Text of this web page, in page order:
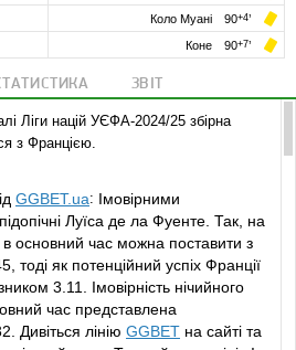
Коло Муані
90+4’
Коне
90+7’
ЗВІТ
Ліги націй УЄФА-2024/25 збірна
з Францією.
GGBET.ua: Імовірними
Луїса де ла Фуенте. Так, на
в основний час можна поставити з
тоді як потенційний успіх Франції
3.11. Імовірність нічийного
час представлена
Дивіться лінію GGBET на сайті та